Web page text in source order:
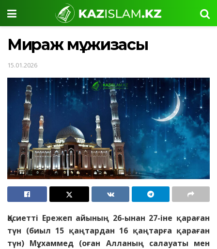
Миғраж мұғжизасы
15.01.2026
Қасиетті Ережеп айының 26-ынан 27-іне қараған
түн (биыл 15 қаңтардан 16 қаңтарға қараған
түн) Мұхаммед (оған Алланың салауаты мен